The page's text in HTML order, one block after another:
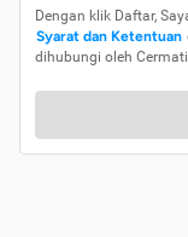
Dengan klik Daftar,
Syarat dan Ketentuan
dihubungi oleh